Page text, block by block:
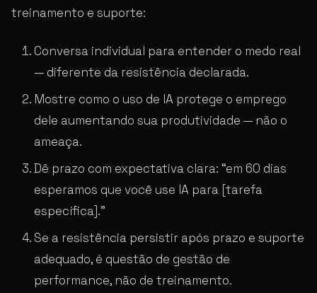
treinamento e suporte:
Conversa individual para entender o medo real
— diferente da resistência declarada.
Mostre como o uso de IA protege o emprego
dele aumentando sua produtividade — não o
ameaça.
Dê prazo com expectativa clara: “em 60 dias
esperamos que você use IA para [tarefa
específica].”
Se a resistência persistir após prazo e suporte
adequado, é questão de gestão de
performance, não de treinamento.